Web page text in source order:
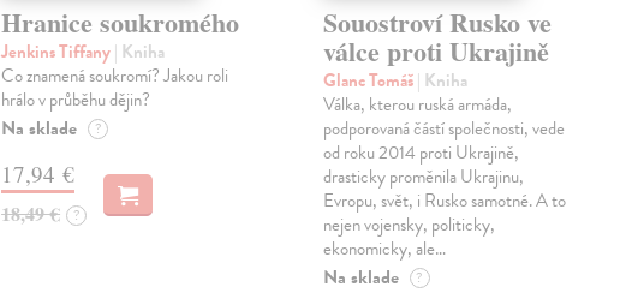
Hranice soukromého
Jenkins Tiffany| Kniha
Co znamená soukromí? Jakou roli
hrálo v průběhu dějin?
Na sklade ?
17,94 €
18,49 € ?
Souostroví Rusko ve
válce proti Ukrajině
Glanc Tomáš| Kniha
Válka, kterou ruská armáda,
podporovaná částí společnosti, vede
od roku 2014 proti Ukrajině,
drasticky proměnila Ukrajinu,
Evropu, svět, i Rusko samotné. A to
nejen vojensky, politicky,
ekonomicky, ale…
Na sklade ?